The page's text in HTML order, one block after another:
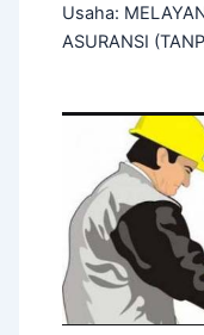
Usaha:
ASURANSI